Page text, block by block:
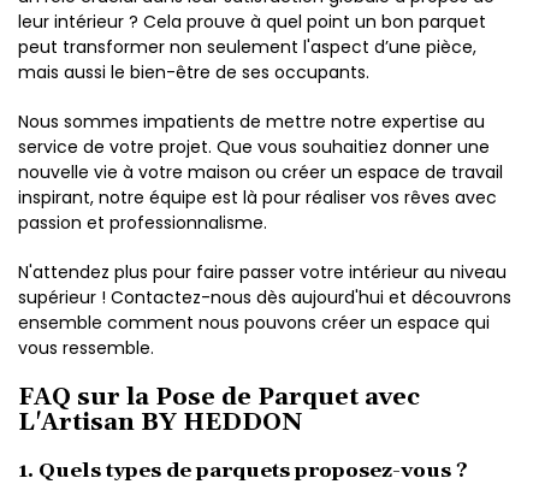
leur intérieur ? Cela prouve à quel point un bon parquet
peut transformer non seulement l'aspect d’une pièce,
mais aussi le bien-être de ses occupants.
Nous sommes impatients de mettre notre expertise au
service de votre projet. Que vous souhaitiez donner une
nouvelle vie à votre maison ou créer un espace de travail
inspirant, notre équipe est là pour réaliser vos rêves avec
passion et professionnalisme.
N'attendez plus pour faire passer votre intérieur au niveau
supérieur ! Contactez-nous dès aujourd'hui et découvrons
ensemble comment nous pouvons créer un espace qui
vous ressemble.
FAQ sur la Pose de Parquet avec
L'Artisan BY HEDDON
1. Quels types de parquets proposez-vous ?